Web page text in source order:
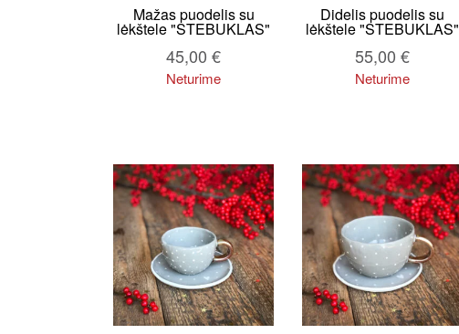
Mažas puodelis su
lėkštele "STEBUKLAS"
45,00€
Neturime
Didelis puodelis su
lėkštele "STEBUKLAS"
55,00 €
Neturime